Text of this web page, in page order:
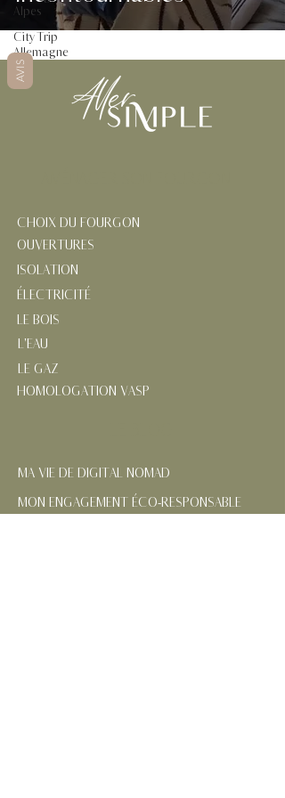
Alpes
City Trip
Allemagne
CHOIX DU FOURGON
OUVERTURES
ISOLATION
ÉLECTRICITÉ
LE BOIS
L'EAU
LE GAZ
HOMOLOGATION VASP
MA VIE DE DIGITAL NOMAD
MON ENGAGEMENT ÉCO-RESPONSABLE
AVIS